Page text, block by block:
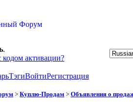
.
кодом активации?
ТэгиВойтиРегистрация
> Куплю-Продам > Объявления о